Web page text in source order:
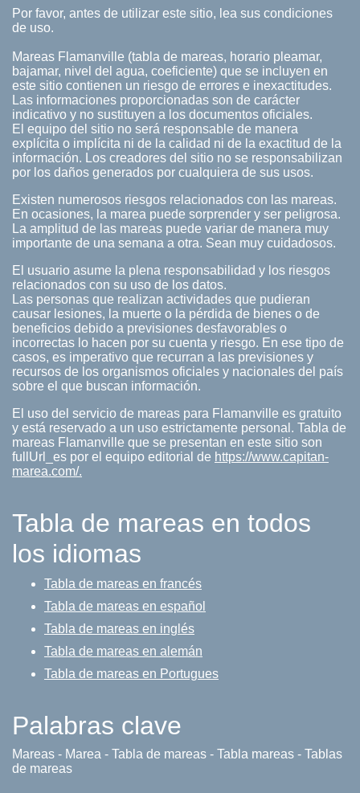
Por favor, antes de utilizar este sitio, lea sus condiciones
de uso.
Mareas Flamanville (tabla de mareas, horario pleamar,
bajamar, nivel del agua, coeficiente) que se incluyen en
este sitio contienen un riesgo de errores e inexactitudes.
Las informaciones proporcionadas son de carácter
indicativo y no sustituyen a los documentos oficiales.
El equipo del sitio no será responsable de manera
explícita o implícita ni de la calidad ni de la exactitud de la
información. Los creadores del sitio no se responsabilizan
por los daños generados por cualquiera de sus usos.
Existen numerosos riesgos relacionados con las mareas.
En ocasiones, la marea puede sorprender y ser peligrosa.
La amplitud de las mareas puede variar de manera muy
importante de una semana a otra. Sean muy cuidadosos.
El usuario asume la plena responsabilidad y los riesgos
relacionados con su uso de los datos.
Las personas que realizan actividades que pudieran
causar lesiones, la muerte o la pérdida de bienes o de
beneficios debido a previsiones desfavorables o
incorrectas lo hacen por su cuenta y riesgo. En ese tipo de
casos, es imperativo que recurran a las previsiones y
recursos de los organismos oficiales y nacionales del país
sobre el que buscan información.
El uso del servicio de mareas para Flamanville es gratuito
y está reservado a un uso estrictamente personal. Tabla de
mareas Flamanville que se presentan en este sitio son
fullUrl_es por el equipo editorial de https://www.capitan-
marea.com/.
Tabla de mareas en todos
los idiomas
Tabla de mareas en francés
Tabla de mareas en español
Tabla de mareas en inglés
Tabla de mareas en alemán
Tabla de mareas en Portugues
Palabras clave
Mareas - Marea - Tabla de mareas - Tabla mareas - Tablas
de mareas